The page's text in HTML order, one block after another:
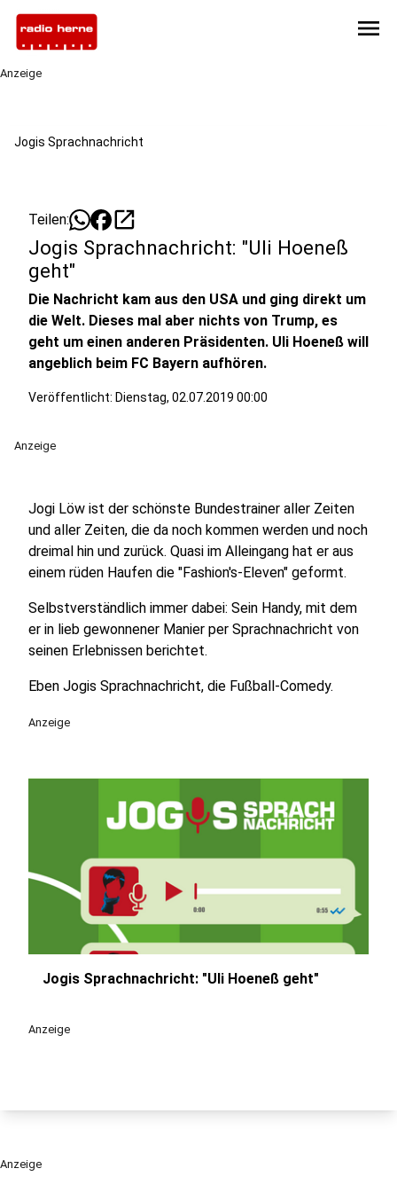
menu
Anzeige
Jogis Sprachnachricht
Teilen: open_in_new
Jogis Sprachnachricht: "Uli Hoeneß
geht"
Die Nachricht kam aus den USA und ging direkt um
die Welt. Dieses mal aber nichts von Trump, es
geht um einen anderen Präsidenten. Uli Hoeneß will
angeblich beim FC Bayern aufhören.
Veröffentlicht: Dienstag, 02.07.2019 00:00
Anzeige
Jogi Löw ist der schönste Bundestrainer aller Zeiten
und aller Zeiten, die da noch kommen werden und noch
dreimal hin und zurück. Quasi im Alleingang hat er aus
einem rüden Haufen die "Fashion's-Eleven" geformt.
Selbstverständlich immer dabei: Sein Handy, mit dem
er in lieb gewonnener Manier per Sprachnachricht von
seinen Erlebnissen berichtet.
Eben Jogis Sprachnachricht, die Fußball-Comedy.
Anzeige
Jogis Sprachnachricht: "Uli Hoeneß geht"
Anzeige
Anzeige